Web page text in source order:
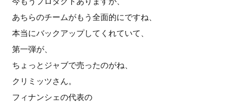
あちらのチームがもう全面的にですね、
本当にバックアップしてくれていて、
第一弾が、
ちょっとジャブで売ったのがね、
クリミッツさん。
フィナンシェの代表の